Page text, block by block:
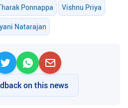
Ponnappa Vishnu Priya
Natarajan
on this news